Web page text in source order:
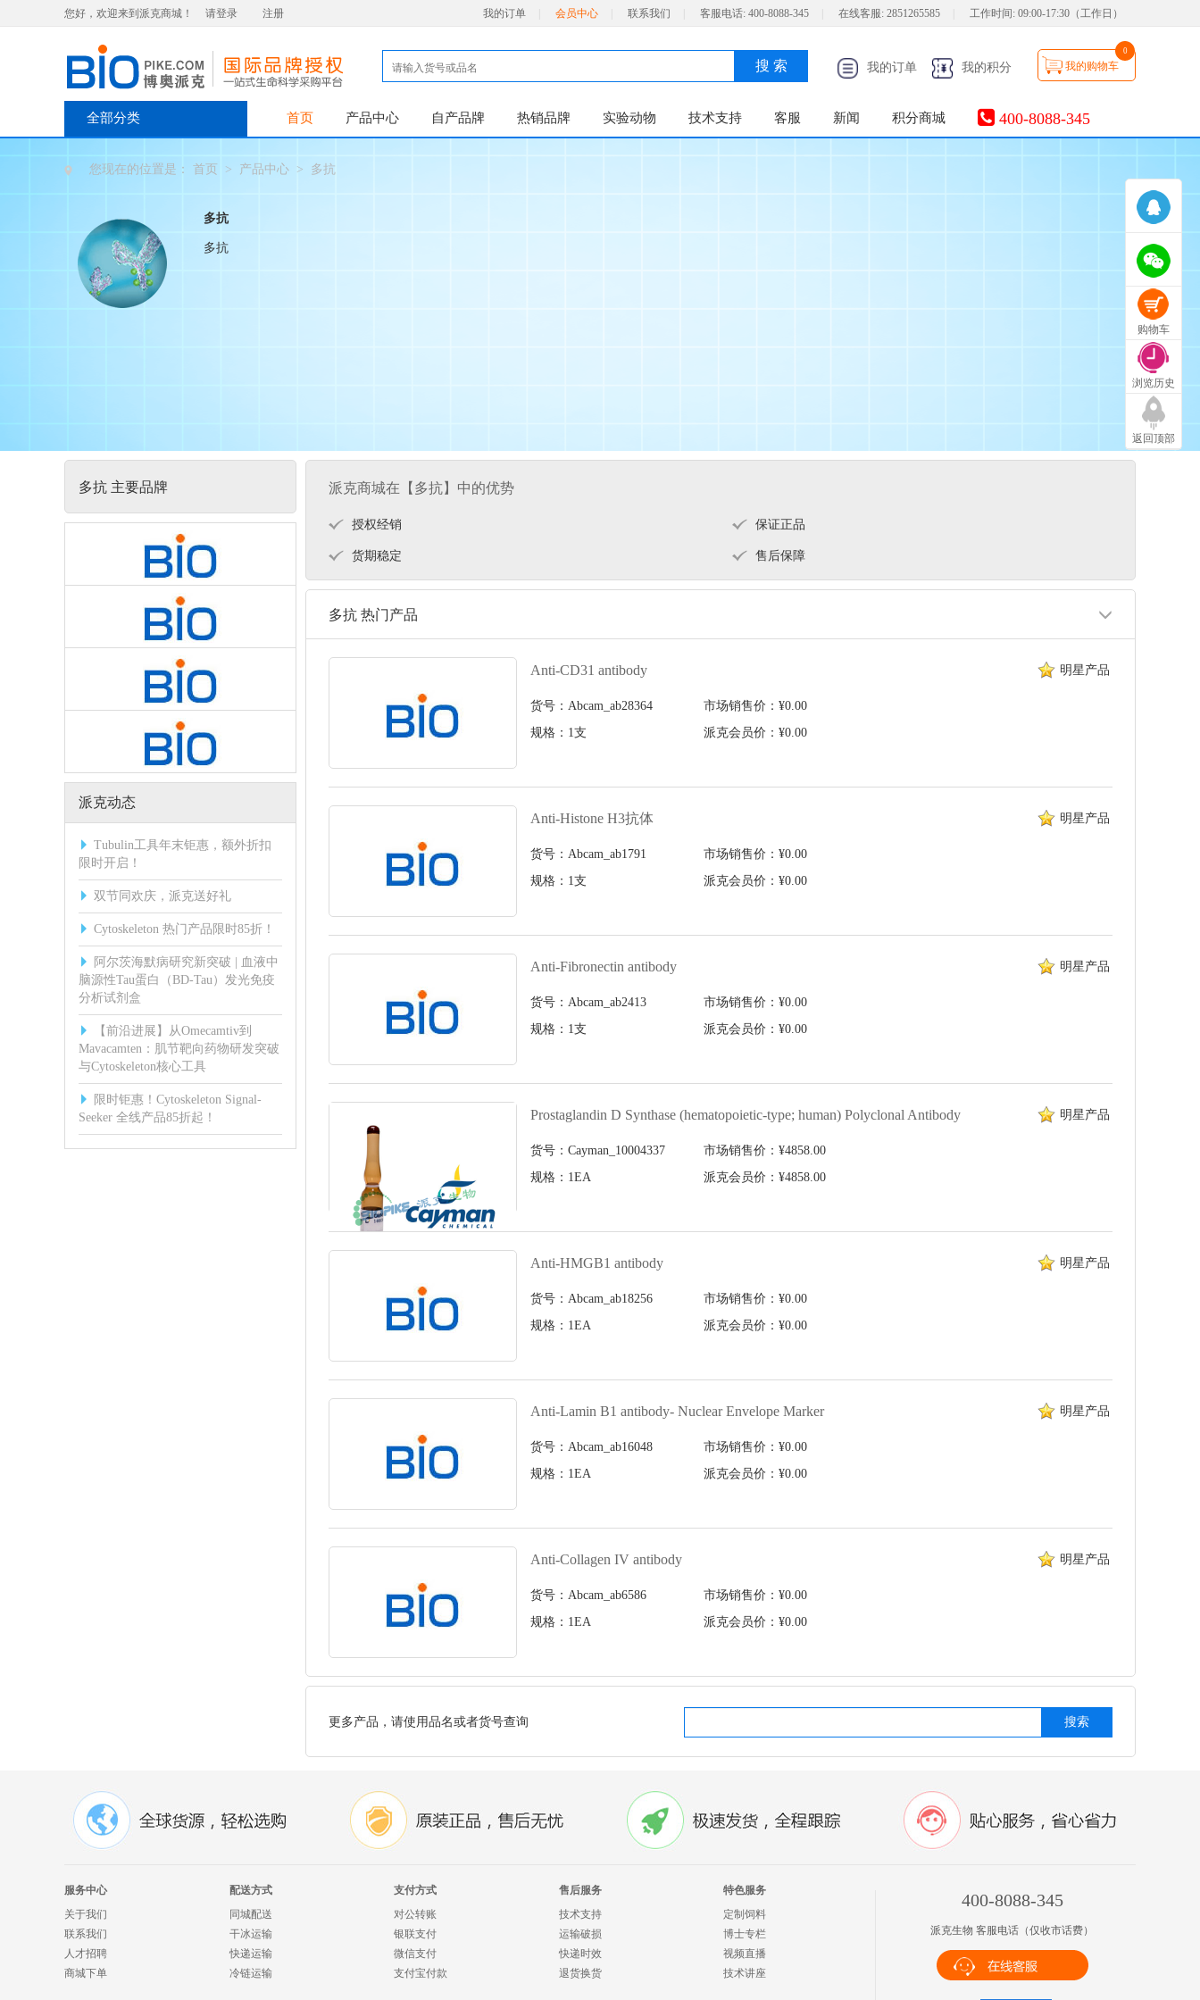
您好，欢迎来到派克商城！ 请登录 注册 我的订单 会员中心 联系我们 客服电话: 400-8088-345 在线客服: 2851265585 工作时间: 09:00-17:30（工作日）
搜 索 我的订单 我的积分 我的购物车
0
全部分类 首页 产品中心 自产品牌 热销品牌 实验动物 技术支持 客服 新闻 积分商城 400-8088-345
您现在的位置是： 首页 > 产品中心 > 多抗
多抗
多抗
多抗 主要品牌
派克动态
Tubulin工具年末钜惠，额外折扣
限时开启！
双节同欢庆，派克送好礼
Cytoskeleton 热门产品限时85折！
阿尔茨海默病研究新突破 | 血液中
脑源性Tau蛋白（BD-Tau）发光免疫
分析试剂盒
【前沿进展】从Omecamtiv到
Mavacamten：肌节靶向药物研发突破
与Cytoskeleton核心工具
限时钜惠！Cytoskeleton Signal-
Seeker 全线产品85折起！
派克商城在【多抗】中的优势
授权经销 保证正品
货期稳定 售后保障
多抗 热门产品
Anti-CD31 antibody 明星产品
货号：Abcam_ab28364
市场销售价：¥0.00
规格：1支
派克会员价：¥0.00
Anti-Histone H3抗体 明星产品
货号：Abcam_ab1791
市场销售价：¥0.00
规格：1支
派克会员价：¥0.00
Anti-Fibronectin antibody 明星产品
货号：Abcam_ab2413
市场销售价：¥0.00
规格：1支
派克会员价：¥0.00
Prostaglandin D Synthase (hematopoietic-type; human) Polyclonal Antibody 明星产品
货号：Cayman_10004337
市场销售价：¥4858.00
规格：1EA
派克会员价：¥4858.00
Anti-HMGB1 antibody 明星产品
货号：Abcam_ab18256
市场销售价：¥0.00
规格：1EA
派克会员价：¥0.00
Anti-Lamin B1 antibody- Nuclear Envelope Marker 明星产品
货号：Abcam_ab16048
市场销售价：¥0.00
规格：1EA
派克会员价：¥0.00
Anti-Collagen IV antibody 明星产品
货号：Abcam_ab6586
市场销售价：¥0.00
规格：1EA
派克会员价：¥0.00
更多产品，请使用品名或者货号查询 搜索
服务中心
关于我们
联系我们
人才招聘
商城下单
配送方式
同城配送
干冰运输
快递运输
冷链运输
支付方式
对公转账
银联支付
微信支付
支付宝付款
售后服务
技术支持
运输破损
快递时效
退货换货
特色服务
定制饲料
博士专栏
视频直播
技术讲座
400-8088-345
派克生物 客服电话（仅收市话费）
购物车
浏览历史
返回顶部